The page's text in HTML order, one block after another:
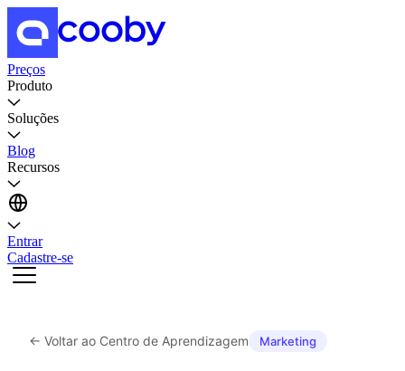
Preços
Produto
Soluções
Blog
Recursos
Entrar
Cadastre-se
← Voltar ao Centro de Aprendizagem Marketing